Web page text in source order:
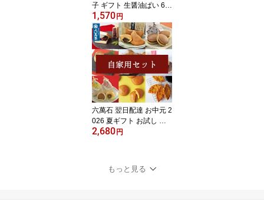
子 ギフト 生醤油ぱい 6個
入 高級 お取り寄せ リー
フパイ 個包装 醤油パイ
お菓子 おやつ お供え ギ
フト 手土産 お祝い ご入
学祝 おつまみ お酒 アテ
男性 人気 お歳暮【宅急
便コンパクト】
1,570 円
六萬石 翌日配達 お中元 2
026 夏ギフト お試し 和
菓子 詰め合わせ 『自家
え お菓子 美味 最中 どら
焼き もなか 栗 手土産 お
2,680 円
もっと見る